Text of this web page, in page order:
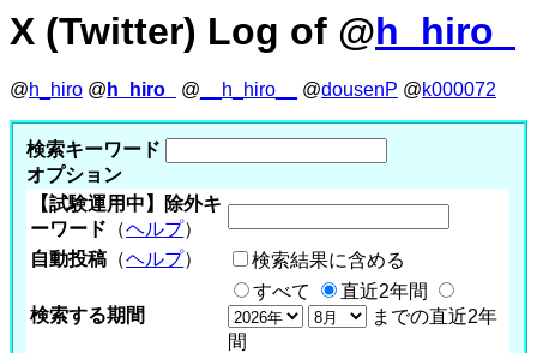
X (Twitter) Log of @h_hiro_
@h_hiro @ h_hiro_ @ __h_hiro__ @dousenP @k000072
検索キーワード
オプション
【試験運用中】除外キ
ーワード （ヘルプ）
自動投稿 （ヘルプ） 検索結果に含める
検索する期間
すべて
直近2年間
までの直近2年
間